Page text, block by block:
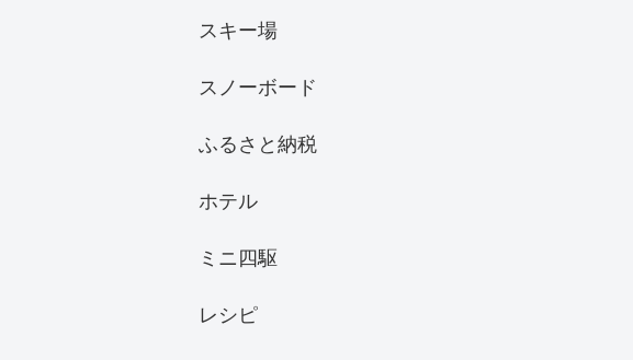
スキー場
スノーボード
ふるさと納税
ホテル
ミニ四駆
レシピ